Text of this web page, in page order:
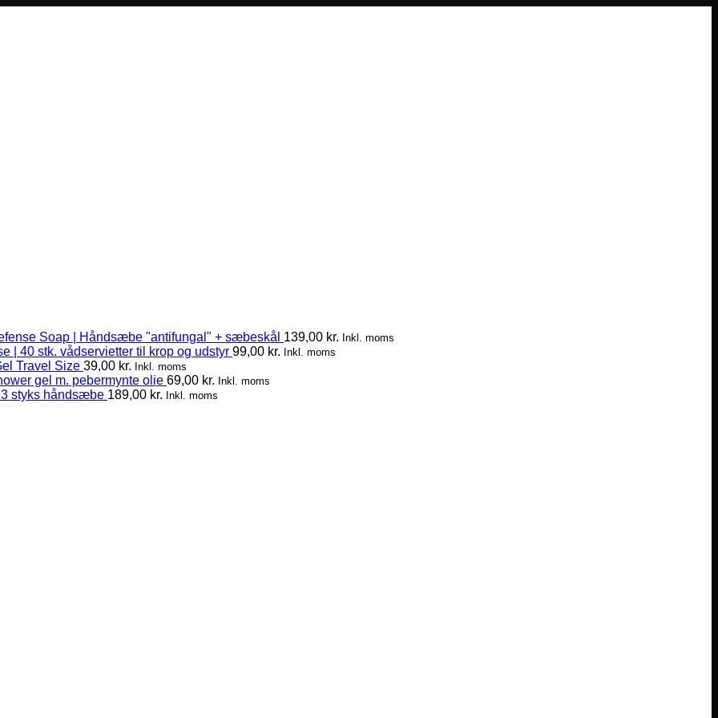
Soap | Håndsæbe "antifungal" + sæbeskål 139,00 kr. Inkl. moms
| 40 stk. vådservietter til krop og udstyr 99,00 kr. Inkl. moms
Travel Size 39,00 kr. Inkl. moms
gel m. pebermynte olie 69,00 kr. Inkl. moms
styks håndsæbe 189,00 kr. Inkl. moms